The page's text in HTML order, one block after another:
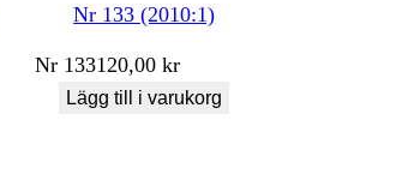
Nr 133 (2010:1)
Nr 133120,00kr
Lägg till i varukorg